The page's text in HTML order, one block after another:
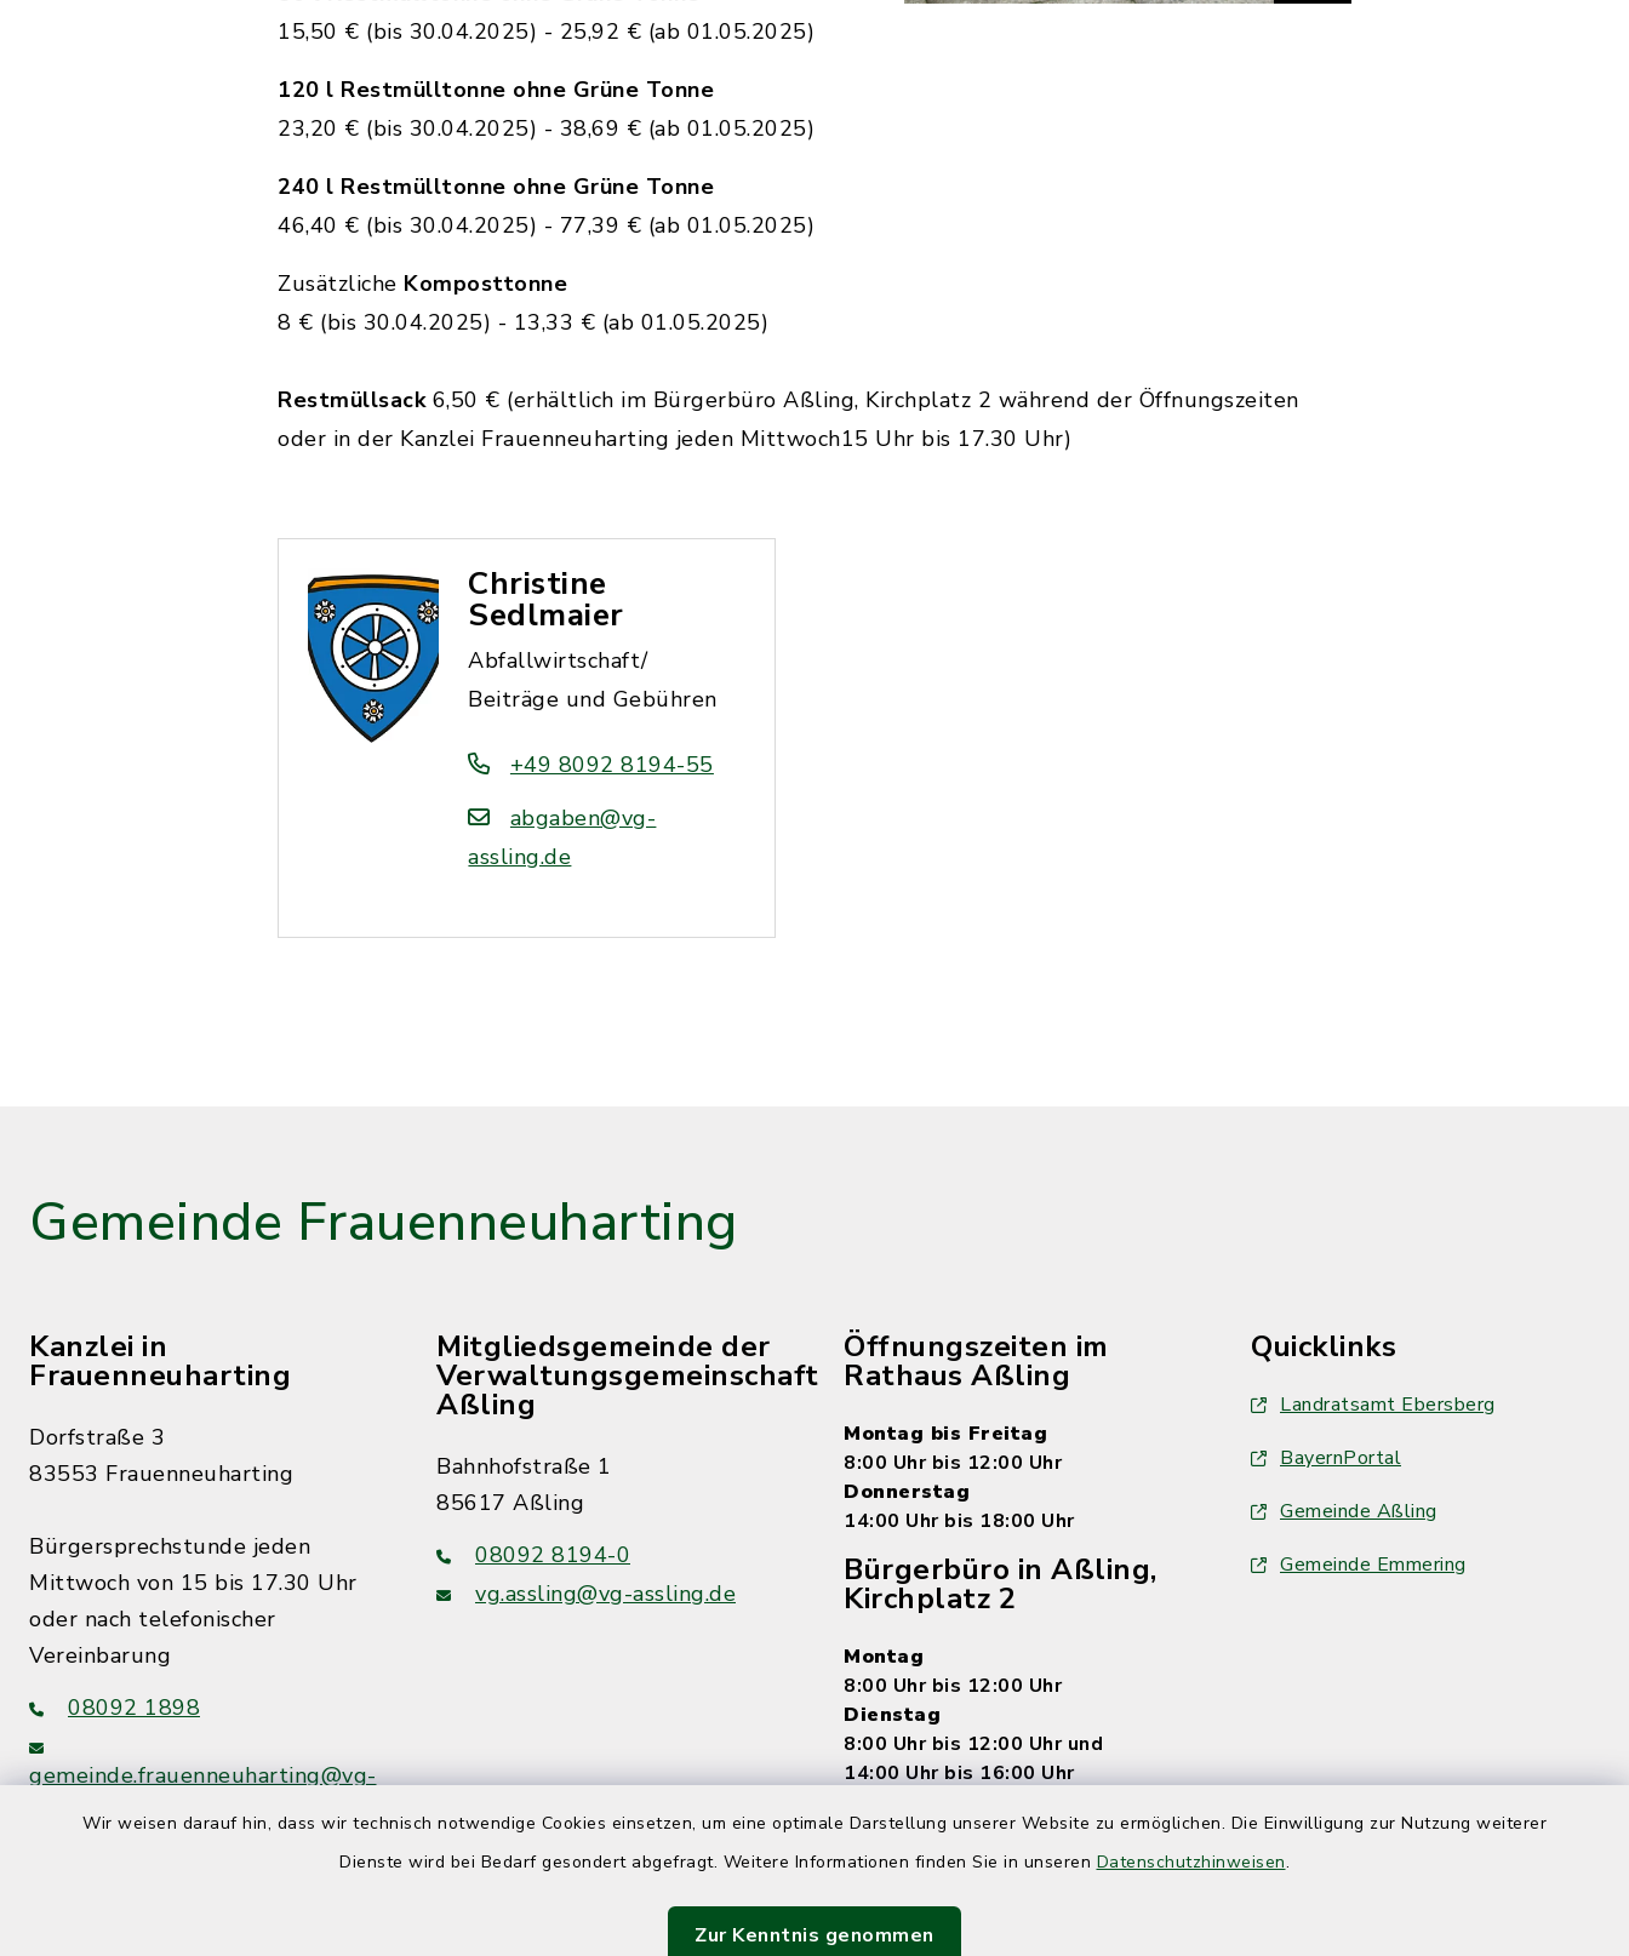
Wir weisen darauf hin, dass wir technisch notwendige Cookies einsetzen, um eine optimale Darstellung unserer Website zu ermöglichen. Die Einwilligung zur Nutzung weiterer
Dienste wird bei Bedarf gesondert abgefragt. Weitere Informationen finden Sie in unseren Datenschutzhinweisen.
Zur Kenntnis genommen
15,50 € (bis 30.04.2025) - 25,92 € (ab 01.05.2025)
120 l Restmülltonne ohne Grüne Tonne
23,20 € (bis 30.04.2025) - 38,69 € (ab 01.05.2025)
240 l Restmülltonne ohne Grüne Tonne
46,40 € (bis 30.04.2025) - 77,39 € (ab 01.05.2025)
Zusätzliche Komposttonne
8 € (bis 30.04.2025) - 13,33 € (ab 01.05.2025)
Restmüllsack6,50 € (erhältlich im Bürgerbüro Aßling, Kirchplatz 2 während der Öffnungszeiten
oder in der Kanzlei Frauenneuharting jeden Mittwoch15 Uhr bis 17.30 Uhr)
Christine
Sedlmaier
Abfallwirtschaft/
Beiträge und Gebühren
+49 8092 8194-55
abgaben@vg-
assling.de
Gemeinde Frauenneuharting
Kanzlei in
Frauenneuharting
Dorfstraße 3
83553 Frauenneuharting
Bürgersprechstunde jeden
Mittwoch von 15 bis 17.30 Uhr
oder nach telefonischer
Vereinbarung
08092 1898
gemeinde.frauenneuharting@vg-
Mitgliedsgemeinde der
Verwaltungsgemeinschaft
Aßling
Bahnhofstraße 1
85617 Aßling
08092 8194-0
vg.assling@vg-assling.de
Öffnungszeiten im
Rathaus Aßling
Montag bis Freitag
8:00 Uhr bis 12:00 Uhr
Donnerstag
14:00 Uhr bis 18:00 Uhr
Bürgerbüro in Aßling,
Kirchplatz 2
Montag
8:00 Uhr bis 12:00 Uhr
Dienstag
8:00 Uhr bis 12:00 Uhr und
14:00 Uhr bis 16:00 Uhr
7:15 Uhr bis 12:00 Uhr
Donnerstag
14:00 bis 18:00 Uhr
Freitag
Quicklinks
Landratsamt Ebersberg
BayernPortal
Gemeinde Aßling
Gemeinde Emmering